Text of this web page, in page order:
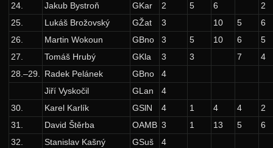
24.
Jakub Bystroň GKar 2 5 6
2
25.
Lukáš Brožovský GŽat 3 10 5
6
26.
Martin Wokoun GBno 3 5 10 6
5
27.
Tomáš Hrubý GKla 3 3 7
4
28.–29. Radek Pelánek GBno
4
Jiří Vyskočil
GLan
4
30.
Karel Karlík GSlN 4 1 4 4
2
31.
David Štěrba OAMB 3 1 13 5
6
32.
Stanislav Kašný GSuš
4
19. ročník: 06/07
18. ročník: 05/06
17. ročník: 04/05
16. ročník: 03/04
15. ročník: 02/03
14. ročník: 01/02
13. ročník: 00/01